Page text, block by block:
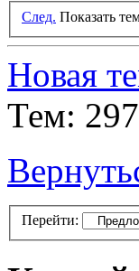
След. Показать
Новая
Тем:
Перейти: